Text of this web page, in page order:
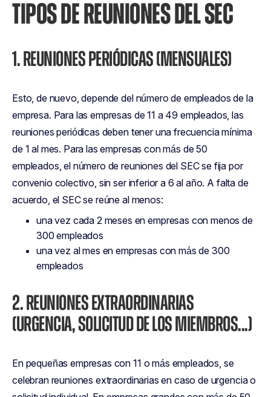
TIPOS DE REUNIONES DEL SEC
1. REUNIONES PERIÓDICAS (MENSUALES)
Esto, de nuevo, depende del número de empleados de la
empresa. Para las empresas de 11 a 49 empleados, las
reuniones periódicas deben tener una frecuencia mínima
de 1 al mes. Para las empresas con más de 50
empleados, el número de reuniones del SEC se fija por
convenio colectivo, sin ser inferior a 6 al año. A falta de
acuerdo, el SEC se reúne al menos:
una vez cada 2 meses en empresas con menos de
300 empleados
una vez al mes en empresas con más de 300
empleados
2. REUNIONES EXTRAORDINARIAS
(URGENCIA, SOLICITUD DE LOS MIEMBROS...)
En pequeñas empresas con 11 o más empleados, se
celebran reuniones extraordinarias en caso de urgencia o